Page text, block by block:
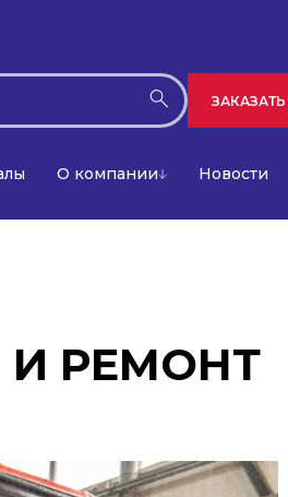
О компании Новости
РЕМОНТ